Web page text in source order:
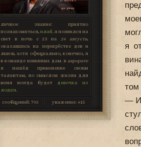
личное звание: приятно
познакомиться,илай . я появился на
свет в ночь с 23 на
24 августа,
оказавшись на перекрёстке дев и
львов, хотя официально, конечно, я
в команде невинных дам. в аврорате
я нашёл применение своим
талантам, но смыслом жизни для
меня всегда будет девочка из
лодки
сообщений:793 уважение: +15
я
том
—